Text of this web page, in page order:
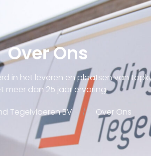
Over Ons
in het leveren en plaatsen van
meer dan 25 jaar ervaring.
Tegelvloeren BV
Over Ons